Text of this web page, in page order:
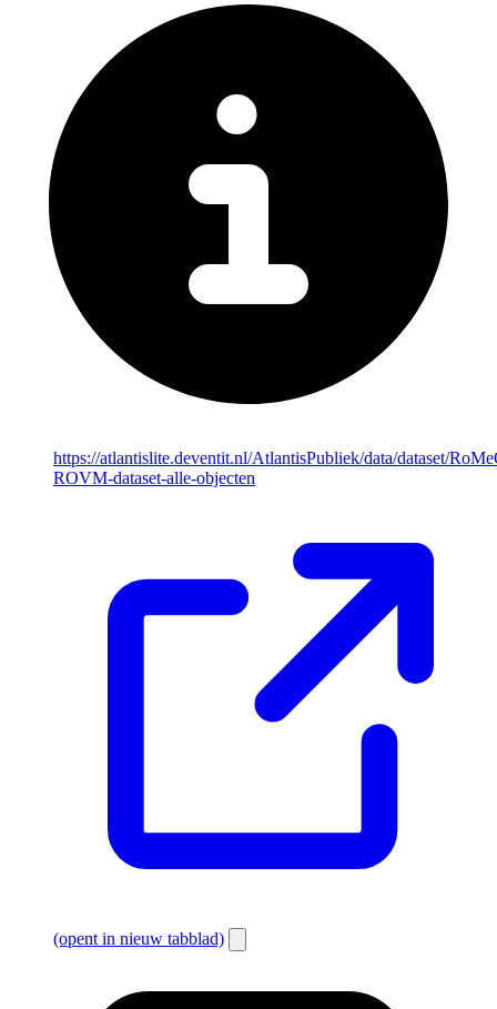
https://atlantislite.deventit.nl/AtlantisPubliek/data/dataset/
ROVM-dataset-alle-objecten
(opent in nieuw tabblad)